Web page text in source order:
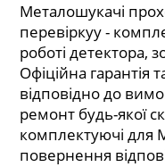
Металошукачі
перевіркуу -
роботі детектора,
Офіційна гарантія
відповідно до
ремонт будь-якої
комплектуючі для
повернення